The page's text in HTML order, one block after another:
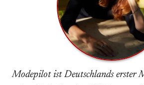
Modepilot ist Deutschlands erster